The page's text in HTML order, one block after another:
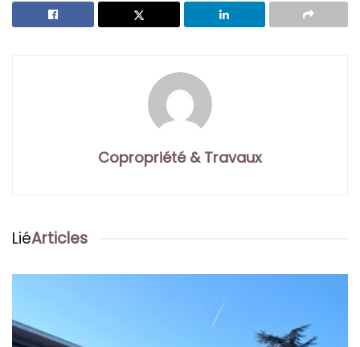
Copropriété & Travaux
LiéArticles